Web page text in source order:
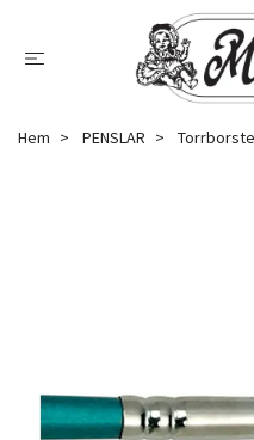
Hem PENSLAR